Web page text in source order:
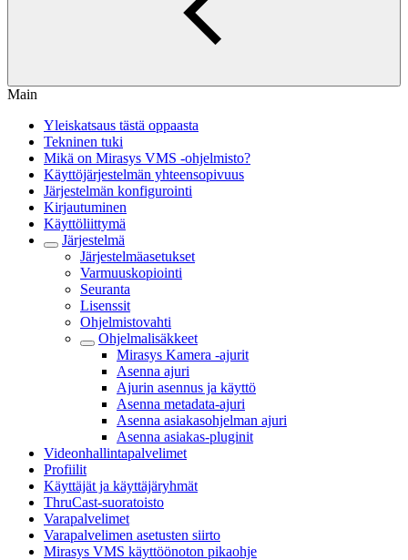
Main
Yleiskatsaus tästä oppaasta
Tekninen tuki
Mikä on Mirasys VMS -ohjelmisto?
Käyttöjärjestelmän yhteensopivuus
Järjestelmän konfigurointi
Kirjautuminen
Käyttöliittymä
Järjestelmä
Järjestelmäasetukset
Varmuuskopiointi
Seuranta
Lisenssit
Ohjelmistovahti
Ohjelmalisäkkeet
Mirasys Kamera -ajurit
Asenna ajuri
Ajurin asennus ja käyttö
Asenna metadata-ajuri
Asenna asiakasohjelman ajuri
Asenna asiakas-pluginit
Videonhallintapalvelimet
Profiilit
Käyttäjät ja käyttäjäryhmät
ThruCast-suoratoisto
Varapalvelimet
Varapalvelimen asetusten siirto
Mirasys VMS käyttöönoton pikaohje